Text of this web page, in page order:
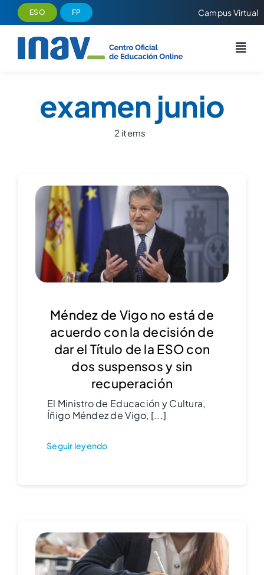
Saltar
al
contenido
ESO FP Campus Virtual
examen junio
2 items
Méndez de Vigo no está de
acuerdo con la decisión de
dar el Título de la ESO con
dos suspensos y sin
recuperación
El Ministro de Educación y Cultura,
Íñigo Méndez de Vigo, [...]
Seguir leyendo